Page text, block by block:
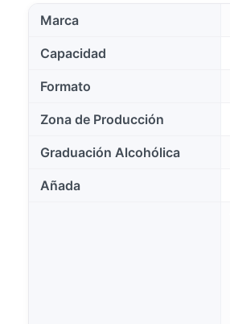
Marca
Capacidad
Formato
Zona de Producción
Graduación Alcohólica
Añada